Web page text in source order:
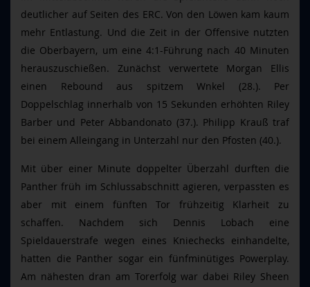
deutlicher auf Seiten des ERC. Von den Löwen kam kaum
mehr Entlastung. Und die Zeit in der Offensive nutzten
die Oberbayern, um eine 4:1-Führung nach 40 Minuten
herauszuschießen. Zunächst verwertete Morgan Ellis
einen Rebound aus spitzem Wnkel (28.). Per
Doppelschlag innerhalb von 15 Sekunden erhöhten Riley
Barber und Peter Abbandonato (37.). Philipp Krauß traf
bei einem Alleingang in Unterzahl nur den Pfosten (40.).
Mit über einer Minute doppelter Überzahl durften die
Panther früh im Schlussabschnitt agieren, verpassten es
aber mit einem fünften Tor frühzeitig Klarheit zu
schaffen. Nachdem sich Dennis Lobach eine
Spieldauerstrafe wegen eines Kniechecks einhandelte,
hatten die Panther sogar ein fünfminütiges Powerplay.
Am nähesten dran am Torerfolg war dabei Riley Sheen